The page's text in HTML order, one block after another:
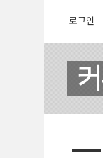
로그인